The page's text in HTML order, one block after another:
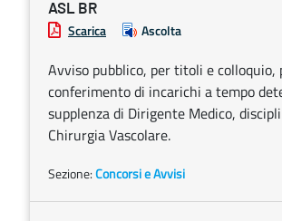
ASL BR
Scarica Ascolta
Avviso pubblico, per titoli e colloquio,
conferimento di incarichi a tempo
supplenza di Dirigente Medico,
Chirurgia Vascolare.
Sezione:Concorsi e Avvisi